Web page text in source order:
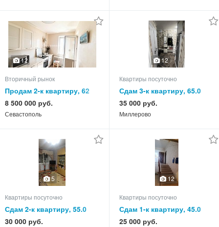
12
Вторичный рынок
Продам 2-к квартиру, 62
кв.м, этаж 9 из 9
8 500 000 руб.
Севастополь
12
Квартиры посуточно
Сдам 3-к квартиру, 65.0
кв.м, этаж 5 из 5
35 000 руб.
Миллерово
5
Квартиры посуточно
Сдам 2-к квартиру, 55.0
кв.м, этаж 4 из 5
30 000 руб.
12
Квартиры посуточно
Сдам 1-к квартиру, 45.0
кв.м, этаж 1 из 3
25 000 руб.